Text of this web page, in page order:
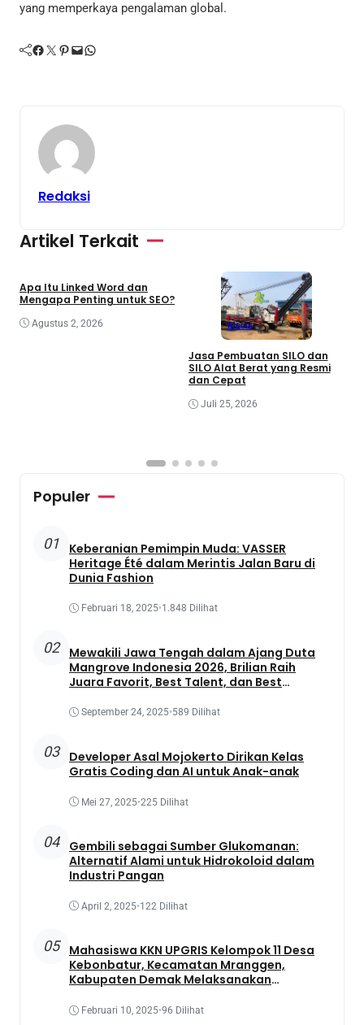
yang memperkaya pengalaman global.
Facebook Twitter Pinterest Mail WhatsApp
Redaksi
Artikel Terkait
Apa Itu Linked Word dan
Mengapa Penting untuk SEO?
Agustus 2, 2026 Bisnis
Jasa Pembuatan SILO dan
SILO Alat Berat yang Resmi
dan Cepat
Juli 25, 2026
Populer
01
Keberanian Pemimpin Muda: VASSER
Heritage Été dalam Merintis Jalan Baru di
Dunia Fashion
Februari 18, 2025•1.848 Dilihat
02
Mewakili Jawa Tengah dalam Ajang Duta
Mangrove Indonesia 2026, Brilian Raih
Juara Favorit, Best Talent, dan Best
September 24, 2025•589 Dilihat
03
Developer Asal Mojokerto Dirikan Kelas
Gratis Coding dan AI untuk Anak-anak
Mei 27, 2025•225 Dilihat
04
Gembili sebagai Sumber Glukomanan:
Alternatif Alami untuk Hidrokoloid dalam
Industri Pangan
April 2, 2025•122 Dilihat
05
Mahasiswa KKN UPGRIS Kelompok 11 Desa
Kebonbatur, Kecamatan Mranggen,
Kabupaten Demak Melaksanakan
Memanfaatkan Lahan Yang Terbengkalai
Februari 10, 2025•96 Dilihat